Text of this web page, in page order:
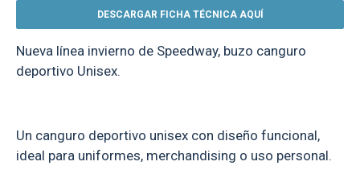
DESCARGAR FICHA TÉCNICA AQUÍ
Nueva línea invierno de Speedway, buzo canguro
deportivo Unisex.
Un canguro deportivo unisex con diseño funcional,
ideal para uniformes, merchandising o uso personal.